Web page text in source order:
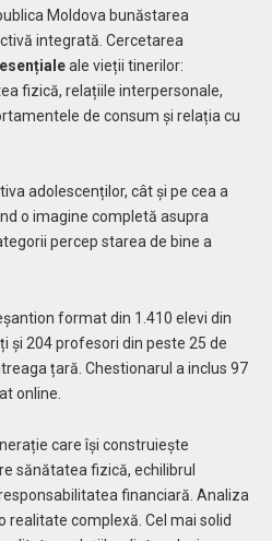
Moldova bunăstarea
integrată. Cercetarea
ale vieții tinerilor:
fizică, relațiile interpersonale,
de consum și relația cu
adolescenților, cât și pe cea a
o imagine completă asupra
percep starea de bine a
format din 1.410 elevi din
și 204 profesori din peste 25 de
țară. Chestionarul a inclus 97
online.
care își construiește
sănătatea fizică, echilibrul
financiară. Analiza
realitate complexă. Cel mai solid